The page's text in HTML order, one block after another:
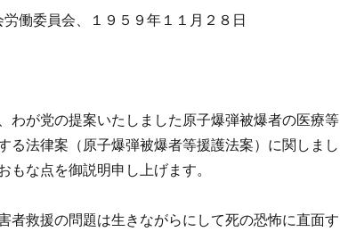
働委員会、１９５９年１１月２８日
わが党の提案いたしました原子爆弾被爆者の医療等
る法律案（原子爆弾被爆者等援護法案）に関しまし
もな点を御説明申し上げます。
者救援の問題は生きながらにして死の恐怖に直面す